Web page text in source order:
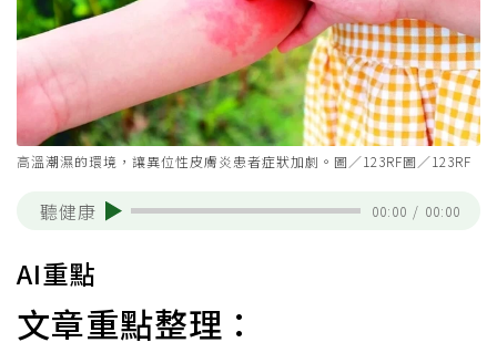
高溫潮濕的環境，讓異位性皮膚炎患者症狀加劇。圖／123RF圖／123RF
聽健康 00:00 / 00:00
AI重點
文章重點整理：